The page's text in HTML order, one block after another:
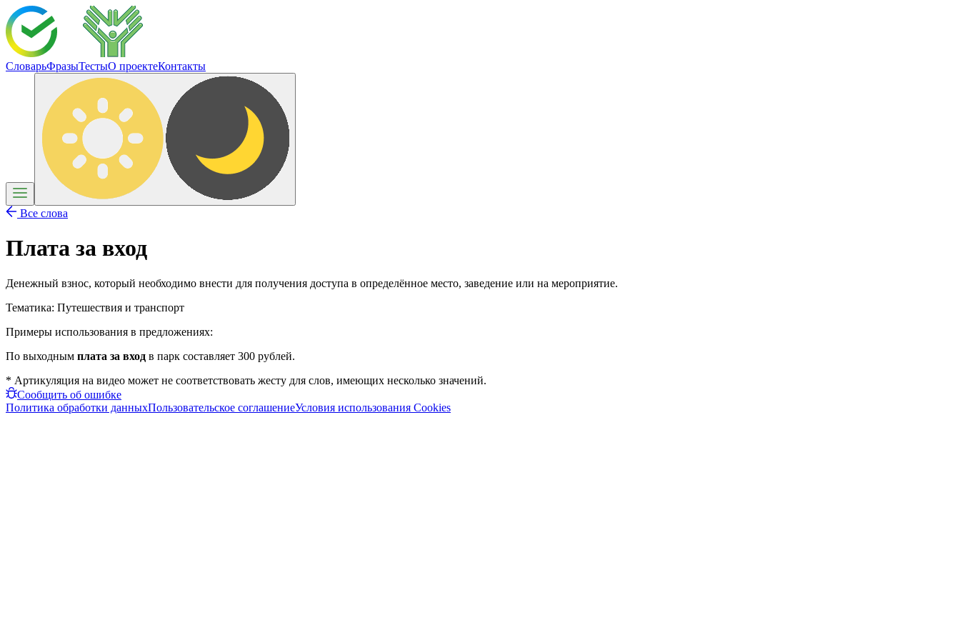
СловарьФразыТестыО проектеКонтакты
Все слова
Плата за вход
Денежный взнос, который необходимо внести для получения доступа в определённое место, заведение или на мероприятие.
Тематика: Путешествия и транспорт
Примеры использования в предложениях:
По выходным плата за вход в парк составляет 300 рублей.
* Артикуляция на видео может не соответствовать жесту для слов, имеющих несколько значений.
Сообщить об ошибке
Политика обработки данныхПользовательское соглашениеУсловия использования Cookies